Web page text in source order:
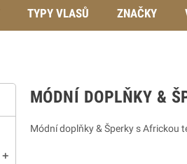
TYPY VLASŮ ZNAČKY
add
MÓDNÍ DOPLŇKY &
Módní doplňky & Šperky s Africkou